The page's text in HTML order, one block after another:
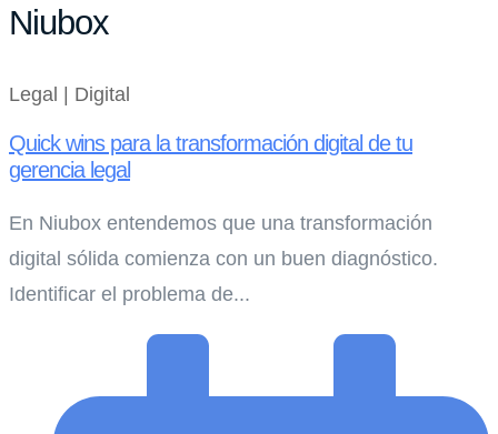
Niubox
Legal | Digital
Quick wins para la transformación digital de tu
gerencia legal
En Niubox entendemos que una transformación
digital sólida comienza con un buen diagnóstico.
Identificar el problema de...